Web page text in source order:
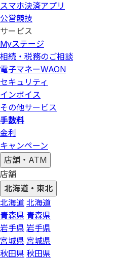
スマホ決済アプリ
公営競技
サービス
Myステージ
相続・税務のご相談
電子マネーWAON
セキュリティ
インボイス
その他サービス
手数料
金利
キャンペーン
店舗・ATM
店舗
北海道・東北
北海道 北海道
青森県 青森県
岩手県 岩手県
宮城県 宮城県
秋田県 秋田県